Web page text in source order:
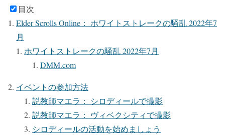
目次
Elder Scrolls Online： ホワイトストレークの騒乱 2022年7
月
ホワイトストレークの騒乱 2022年7月
DMM.com
イベントの参加方法
説教師マエラ： シロディールで撮影
説教師マエラ： ヴィベクシティで撮影
シロディールの活動を始めましょう